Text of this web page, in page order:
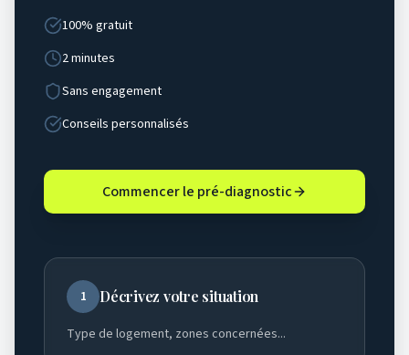
100% gratuit
2 minutes
Sans engagement
Conseils personnalisés
Commencer le pré-diagnostic
1 Décrivez votre situation
Type de logement, zones concernées...